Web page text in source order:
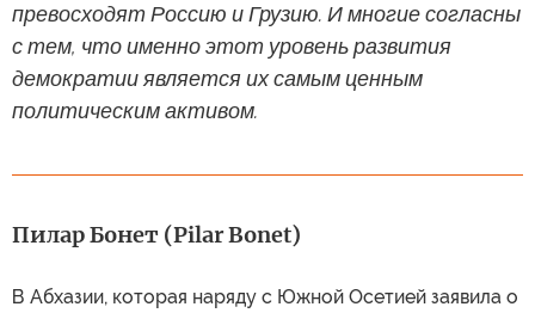
превосходят Россию и Грузию. И многие согласны
с тем, что именно этот уровень развития
демократии является их самым ценным
политическим активом.
Пилар Бонет (Pilar Bonet)
В Абхазии, которая наряду с Южной Осетией заявила о